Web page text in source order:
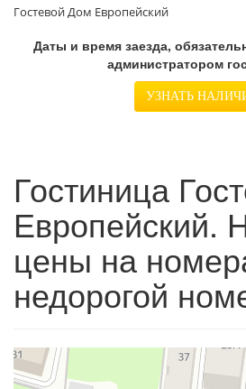
Гостевой Дом Европейский
Даты и время заезда,
администратором
УЗНАТЬ
Гостиница
Европейский.
цены на
недорогой